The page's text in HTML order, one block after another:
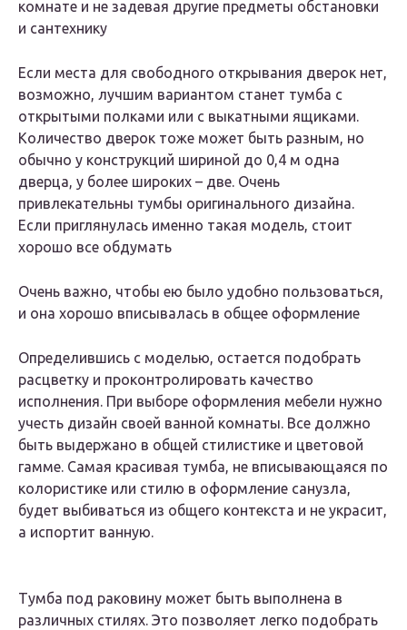
комнате и не задевая другие предметы обстановки
и сантехнику
Если места для свободного открывания дверок нет,
возможно, лучшим вариантом станет тумба с
открытыми полками или с выкатными ящиками.
Количество дверок тоже может быть разным, но
обычно у конструкций шириной до 0,4 м одна
дверца, у более широких – две. Очень
привлекательны тумбы оригинального дизайна.
Если приглянулась именно такая модель, стоит
хорошо все обдумать
Очень важно, чтобы ею было удобно пользоваться,
и она хорошо вписывалась в общее оформление
Определившись с моделью, остается подобрать
расцветку и проконтролировать качество
исполнения. При выборе оформления мебели нужно
учесть дизайн своей ванной комнаты. Все должно
быть выдержано в общей стилистике и цветовой
гамме. Самая красивая тумба, не вписывающаяся по
колористике или стилю в оформление санузла,
будет выбиваться из общего контекста и не украсит,
а испортит ванную.
Тумба под раковину может быть выполнена в
различных стилях. Это позволяет легко подобрать